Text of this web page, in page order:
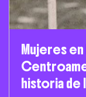
Mujeres
historia de